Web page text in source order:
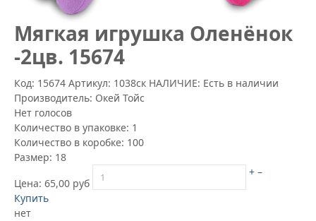
Мягкая игрушка Оленёнок
-2цв. 15674
Код: 15674 Артикул: 1038ск НАЛИЧИЕ: Есть в наличии
Производитель: Окей Тойс
Нет голосов
Количество в упаковке: 1
Количество в коробке: 100
Размер: 18
Цена: 65,00 руб
+ –
Купить
нет